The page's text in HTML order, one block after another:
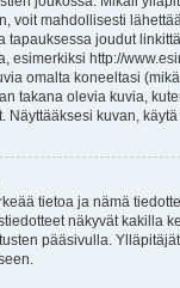
voit mahdollisesti
tapauksessa joudut
esimerkiksi http://
omalta koneeltasi
takana olevia kuvia,
Näyttääksesi kuvan,
tietoa ja nämä
näkyvät kakilla
pääsivulla.